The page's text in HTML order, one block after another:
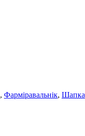
, Фарміравальнік, Шапка